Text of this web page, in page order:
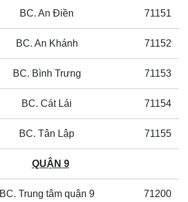
BC. An Điền 71151
BC. An Khánh 71152
BC. Bình Trưng 71153
BC. Cát Lái 71154
BC. Tân Lập 71155
QUẬN 9
BC. Trung tâm quận 9 71200